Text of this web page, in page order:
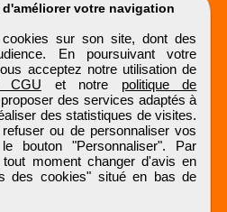
votre navigation
sur son site, dont des
En poursuivant votre
acceptez notre utilisation de
et notre politique de
des services adaptés à
des statistiques de visites.
ou de personnaliser vos
bouton "Personnaliser". Par
moment changer d'avis en
des cookies" situé en bas de